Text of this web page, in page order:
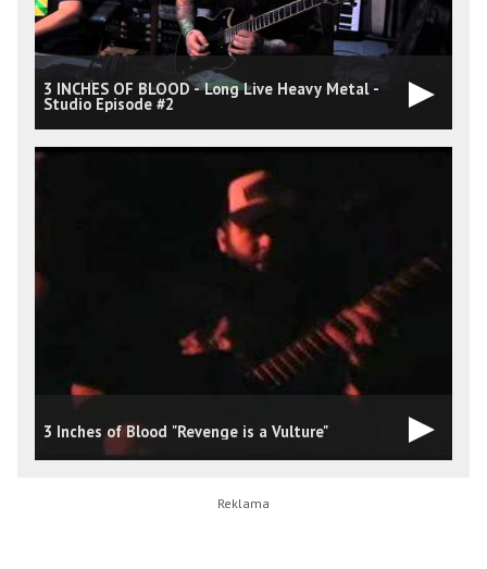
3 INCHES OF BLOOD - Long Live Heavy Metal -
Studio Episode #2
3 Inches of Blood "Revenge is a Vulture"